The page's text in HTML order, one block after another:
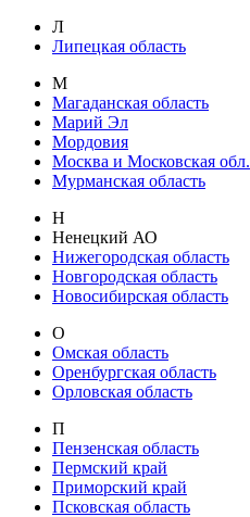
Л
Липецкая область
М
Магаданская область
Марий Эл
Мордовия
Москва и Московская обл.
Мурманская область
Н
Ненецкий АО
Нижегородская область
Новгородская область
Новосибирская область
О
Омская область
Оренбургская область
Орловская область
П
Пензенская область
Пермский край
Приморский край
Псковская область